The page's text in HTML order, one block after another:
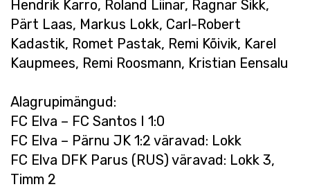
Hendrik Karro, Roland Liinar, Ragnar Sikk,
Pärt Laas, Markus Lokk, Carl-Robert
Kadastik, Romet Pastak, Remi Kõivik, Karel
Kaupmees, Remi Roosmann, Kristian Eensalu
Alagrupimängud:
FC Elva – FC Santos I 1:0
FC Elva – Pärnu JK 1:2 väravad: Lokk
FC Elva DFK Parus (RUS) väravad: Lokk 3,
Timm 2